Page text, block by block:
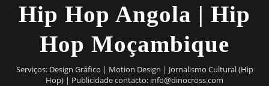
Hip Hop Angola | Hip
Hop Moçambique
Serviços: Design Gráfico | Motion Design | Jornalismo Cultural (Hip
Hop) | Publicidade contacto: info@dinocross.com